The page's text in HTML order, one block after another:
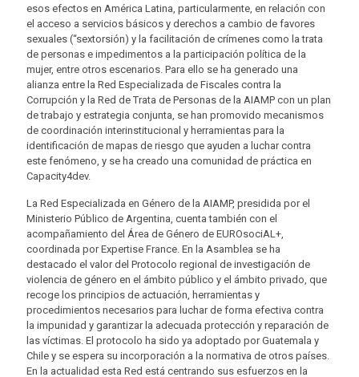
esos efectos en América Latina, particularmente, en relación con
el acceso a servicios básicos y derechos a cambio de favores
sexuales (“sextorsión) y la facilitación de crímenes como la trata
de personas e impedimentos a la participación política de la
mujer, entre otros escenarios. Para ello se ha generado una
alianza entre la Red Especializada de Fiscales contra la
Corrupción y la Red de Trata de Personas de la AIAMP con un plan
de trabajo y estrategia conjunta, se han promovido mecanismos
de coordinación interinstitucional y herramientas para la
identificación de mapas de riesgo que ayuden a luchar contra
este fenómeno, y se ha creado una comunidad de práctica en
Capacity4dev.
La Red Especializada en Género de la AIAMP, presidida por el
Ministerio Público de Argentina, cuenta también con el
acompañamiento del Área de Género de EUROsociAL+,
coordinada por Expertise France. En la Asamblea se ha
destacado el valor del Protocolo regional de investigación de
violencia de género en el ámbito público y el ámbito privado, que
recoge los principios de actuación, herramientas y
procedimientos necesarios para luchar de forma efectiva contra
la impunidad y garantizar la adecuada protección y reparación de
las víctimas. El protocolo ha sido ya adoptado por Guatemala y
Chile y se espera su incorporación a la normativa de otros países.
En la actualidad esta Red está centrando sus esfuerzos en la